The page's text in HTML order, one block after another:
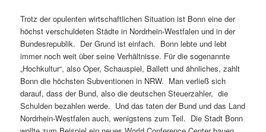
Trotz der opulenten wirtschaftlichen Situation ist Bonn eine der
höchst verschuldeten Städte in Nordrhein-Westfalen und in der
Bundesrepublik. Der Grund ist einfach. Bonn lebte und lebt
immer noch weit über seine Verhältnisse. Für die sogenannte
„Hochkultur“, also Oper, Schauspiel, Ballett und ähnliches, zahlt
Bonn die höchsten Subventionen in NRW. Man verließ sich
darauf, dass der Bund, also die deutschen Steuerzahler, die
Schulden bezahlen werde. Und das taten der Bund und das Land
Nordrhein-Westfalen auch, wenigstens zum Teil. Die Stadt Bonn